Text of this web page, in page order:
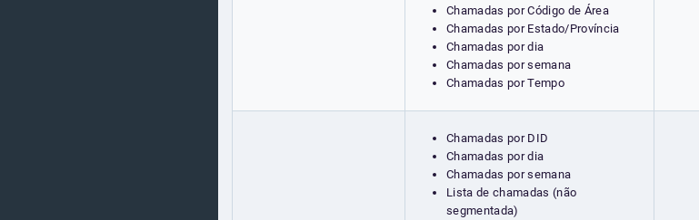
Chamadas por Código de Área
Chamadas por Estado/Província
Chamadas por dia
Chamadas por semana
Chamadas por Tempo
Chamadas por DID
Chamadas por dia
Chamadas por semana
Lista de chamadas (não
segmentada)